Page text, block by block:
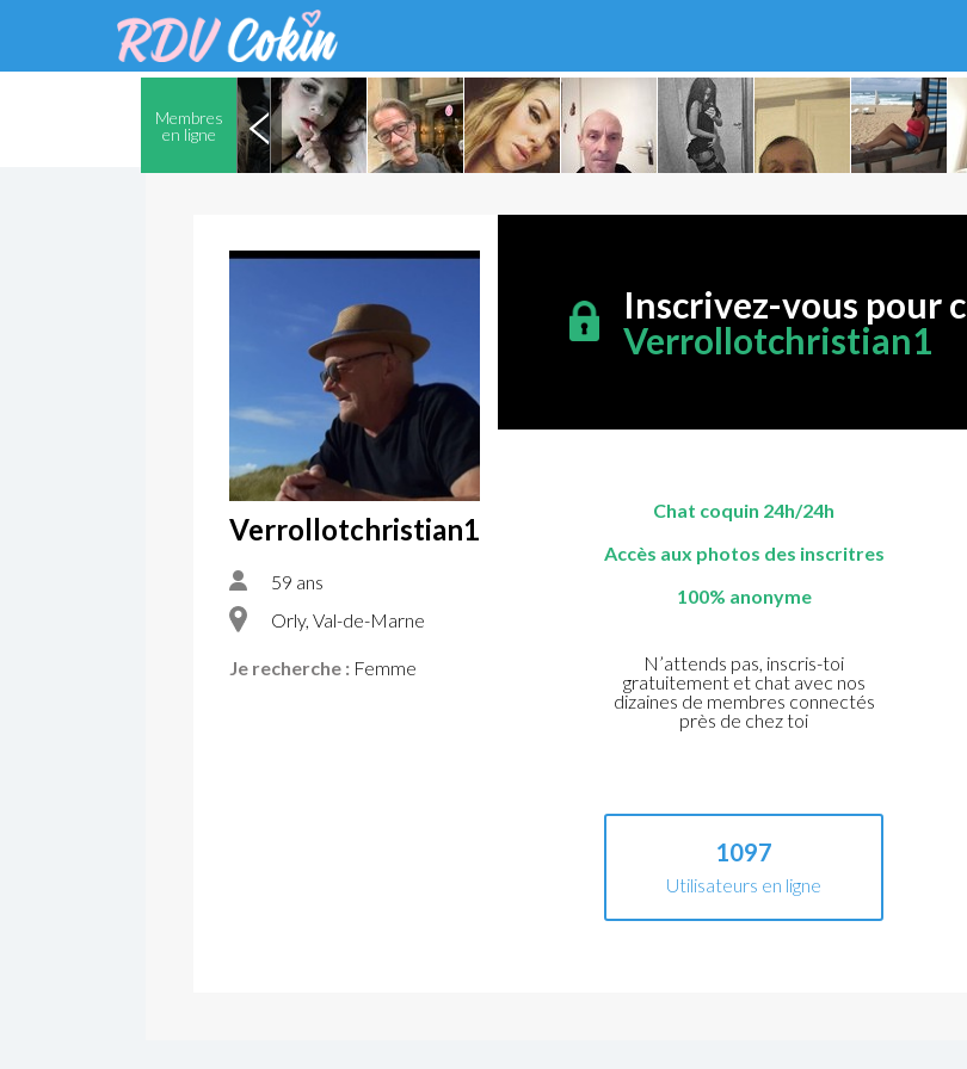
Membres
en ligne
Verrollotchristian1
59 ans
Orly, Val-de-Marne
Je recherche : Femme
Inscrivez-vous pour
Verrollotchristian1
Chat coquin 24h/24h
Accès aux photos des inscritres
100% anonyme
N’attends pas, inscris-toi
gratuitement et chat avec nos
dizaines de membres connectés
près de chez toi
1097
Utilisateurs en ligne